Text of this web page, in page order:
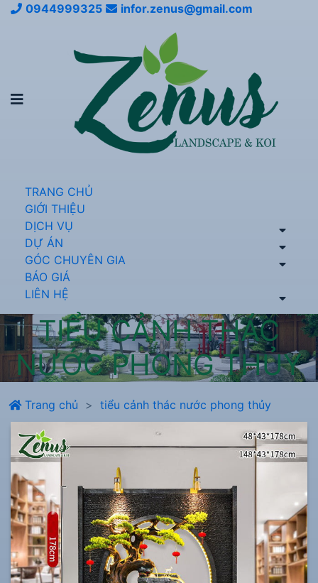
0944999325 infor.zenus@gmail.com
TRANG CHỦ
GIỚI THIỆU
DỊCH VỤ
DỰ ÁN
GÓC CHUYÊN GIA
BÁO GIÁ
LIÊN HỆ
TIỂU CẢNH THÁC
NƯỚC PHONG THỦY
Trang chủ tiểu cảnh thác nước phong thủy